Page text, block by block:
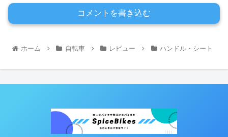
コメントを書き込む
ホーム 自転車 レビュー ハンドル・シート